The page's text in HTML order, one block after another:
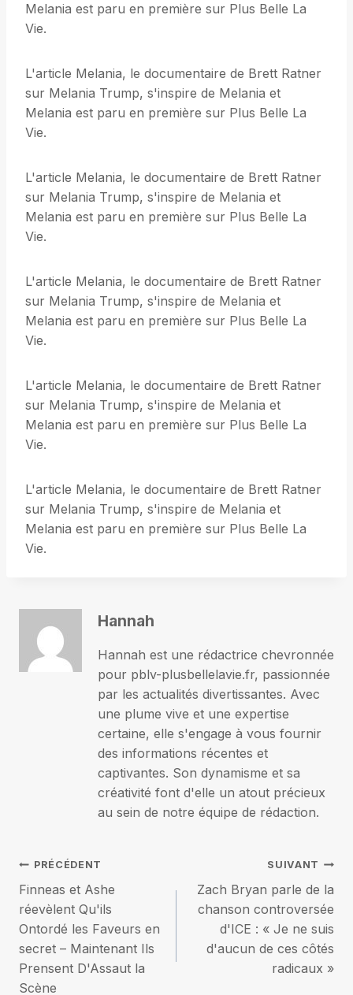
Melania est paru en première sur Plus Belle La
Vie.
L'article Melania, le documentaire de Brett Ratner
sur Melania Trump, s'inspire de Melania et
Melania est paru en première sur Plus Belle La
Vie.
L'article Melania, le documentaire de Brett Ratner
sur Melania Trump, s'inspire de Melania et
Melania est paru en première sur Plus Belle La
Vie.
L'article Melania, le documentaire de Brett Ratner
sur Melania Trump, s'inspire de Melania et
Melania est paru en première sur Plus Belle La
Vie.
L'article Melania, le documentaire de Brett Ratner
sur Melania Trump, s'inspire de Melania et
Melania est paru en première sur Plus Belle La
Vie.
L'article Melania, le documentaire de Brett Ratner
sur Melania Trump, s'inspire de Melania et
Melania est paru en première sur Plus Belle La
Vie.
Hannah
Hannah est une rédactrice chevronnée
pour pblv-plusbellelavie.fr, passionnée
par les actualités divertissantes. Avec
une plume vive et une expertise
certaine, elle s'engage à vous fournir
des informations récentes et
captivantes. Son dynamisme et sa
créativité font d'elle un atout précieux
au sein de notre équipe de rédaction.
Navigation
de
l’article
PRÉCÉDENT
Finneas et Ashe
réevèlent Qu'ils
Ontordé les Faveurs en
secret – Maintenant Ils
Prensent D'Assaut la
Scène
SUIVANT
Zach Bryan parle de la
chanson controversée
d'ICE : « Je ne suis
d'aucun de ces côtés
radicaux »